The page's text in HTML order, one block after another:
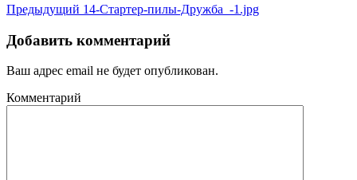
Навигация
по
записям
Предыдущая
Предыдущий 14-Стартер-пилы-Дружба_-1.jpg
Добавить комментарий
Ваш адрес email не будет опубликован.
Комментарий